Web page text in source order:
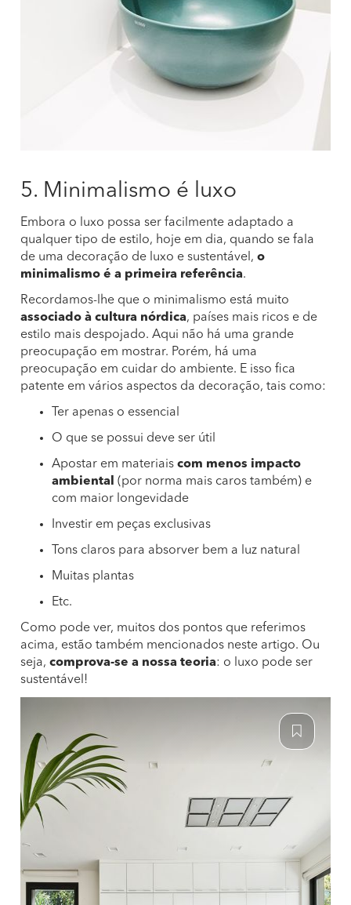
5. Minimalismo é luxo
Embora o luxo possa ser facilmente adaptado a
qualquer tipo de estilo, hoje em dia, quando se fala
de uma decoração de luxo e sustentável, o
minimalismo é a primeira referência.
Recordamos-lhe que o minimalismo está muito
associado à cultura nórdica, países mais ricos e de
estilo mais despojado. Aqui não há uma grande
preocupação em mostrar. Porém, há uma
preocupação em cuidar do ambiente. E isso fica
patente em vários aspectos da decoração, tais como:
Ter apenas o essencial
O que se possui deve ser útil
Apostar em materiais com menos impacto
ambiental (por norma mais caros também) e
com maior longevidade
Investir em peças exclusivas
Tons claros para absorver bem a luz natural
Muitas plantas
Etc.
Como pode ver, muitos dos pontos que referimos
acima, estão também mencionados neste artigo. Ou
seja, comprova-se a nossa teoria: o luxo pode ser
sustentável!